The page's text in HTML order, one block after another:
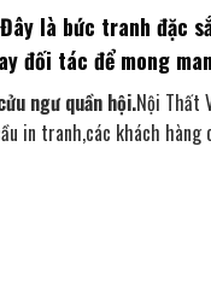
là bức tranh đặc
đối tác để mong
ngư quần hội.Nội Thất
in tranh,các khách